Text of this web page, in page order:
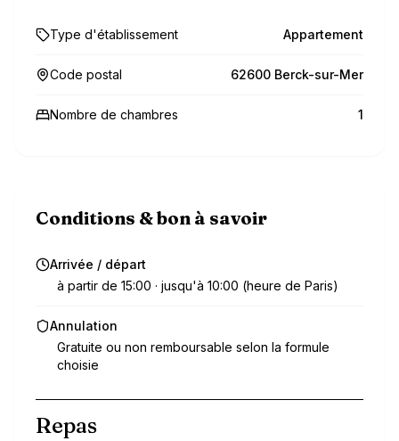
Type d'établissement Appartement
Code postal 62600 Berck-sur-Mer
Nombre de chambres 1
Conditions & bon à savoir
Arrivée / départ
à partir de 15:00 · jusqu'à 10:00 (heure de Paris)
Annulation
Gratuite ou non remboursable selon la formule
choisie
Repas